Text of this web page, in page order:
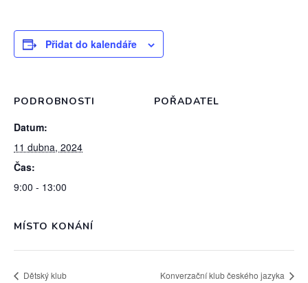
Přidat do kalendáře
PODROBNOSTI
Datum:
11 dubna, 2024
Čas:
9:00 - 13:00
POŘADATEL
MÍSTO KONÁNÍ
Dětský klub Konverzační klub českého jazyka